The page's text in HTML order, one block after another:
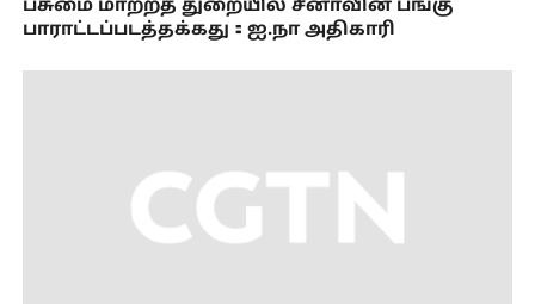
பசுமை மாற்றத் துறையில் சீனாவின் பங்கு
பாராட்டப்படத்தக்கது：ஐ.நா அதிகாரி